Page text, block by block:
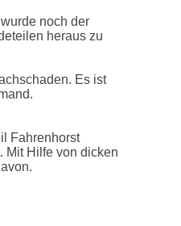
noch der
heraus zu
Es ist
Fahrenhorst
Mit Hilfe von dicken